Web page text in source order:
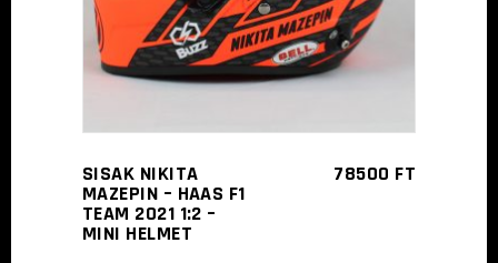
SISAK NIKITA
MAZEPIN – HAAS F1
TEAM 2021 1:2 –
MINI HELMET
78500 FT